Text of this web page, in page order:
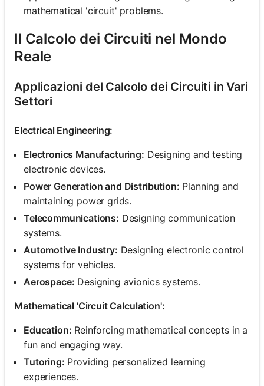
mathematical 'circuit' problems.
Il Calcolo dei Circuiti nel Mondo
Reale
Applicazioni del Calcolo dei Circuiti in Vari
Settori
Electrical Engineering:
Electronics Manufacturing: Designing and testing
electronic devices.
Power Generation and Distribution: Planning and
maintaining power grids.
Telecommunications: Designing communication
systems.
Automotive Industry: Designing electronic control
systems for vehicles.
Aerospace: Designing avionics systems.
Mathematical 'Circuit Calculation':
Education: Reinforcing mathematical concepts in a
fun and engaging way.
Tutoring: Providing personalized learning
experiences.